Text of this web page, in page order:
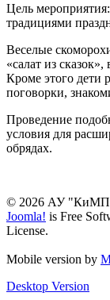
Цель
традициями
Веселые
«салат из
Кроме этого дети
поговорки,
Проведение
условия для
обрядах.
© 2026 АУ
Joomla! is Free
License.
Mobile version by
Desktop Version